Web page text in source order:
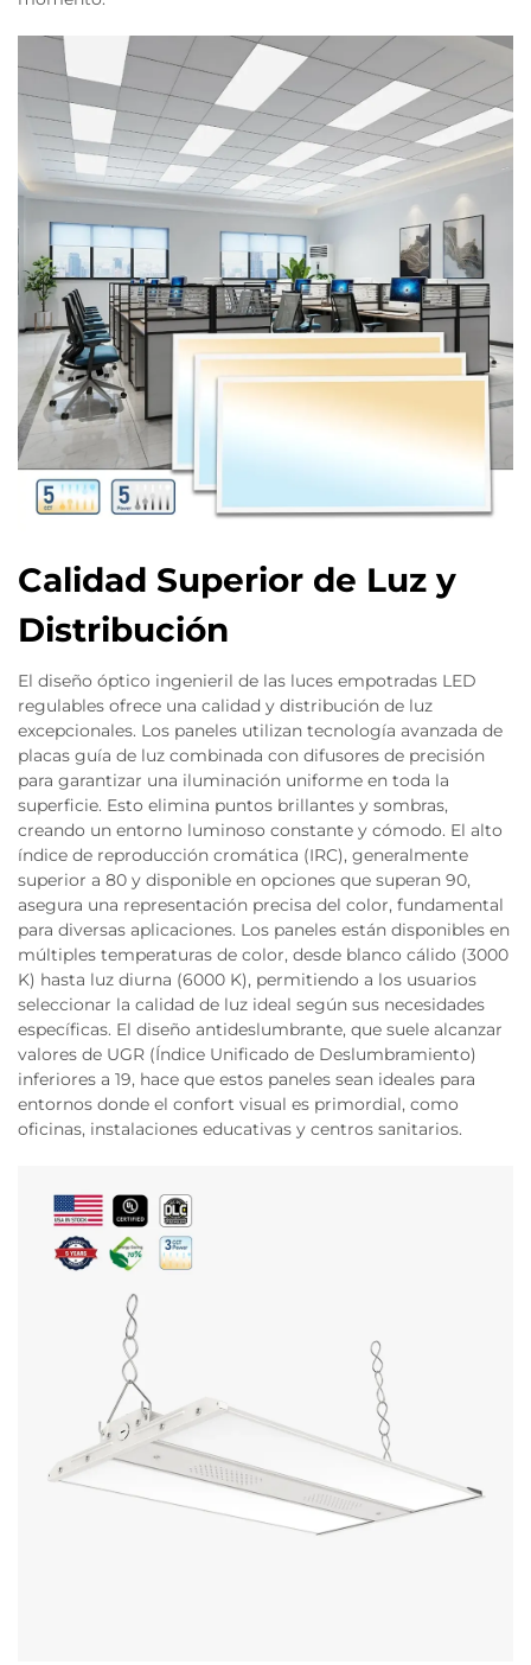
Calidad Superior de Luz y
Distribución
El diseño óptico ingenieril de las luces empotradas LED
regulables ofrece una calidad y distribución de luz
excepcionales. Los paneles utilizan tecnología avanzada de
placas guía de luz combinada con difusores de precisión
para garantizar una iluminación uniforme en toda la
superficie. Esto elimina puntos brillantes y sombras,
creando un entorno luminoso constante y cómodo. El alto
índice de reproducción cromática (IRC), generalmente
superior a 80 y disponible en opciones que superan 90,
asegura una representación precisa del color, fundamental
para diversas aplicaciones. Los paneles están disponibles en
múltiples temperaturas de color, desde blanco cálido (3000
K) hasta luz diurna (6000 K), permitiendo a los usuarios
seleccionar la calidad de luz ideal según sus necesidades
específicas. El diseño antideslumbrante, que suele alcanzar
valores de UGR (Índice Unificado de Deslumbramiento)
inferiores a 19, hace que estos paneles sean ideales para
entornos donde el confort visual es primordial, como
oficinas, instalaciones educativas y centros sanitarios.